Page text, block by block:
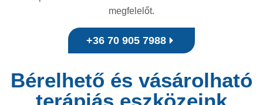
megfelelőt.
+36 70 905 7988
Bérelhető és vásárolható